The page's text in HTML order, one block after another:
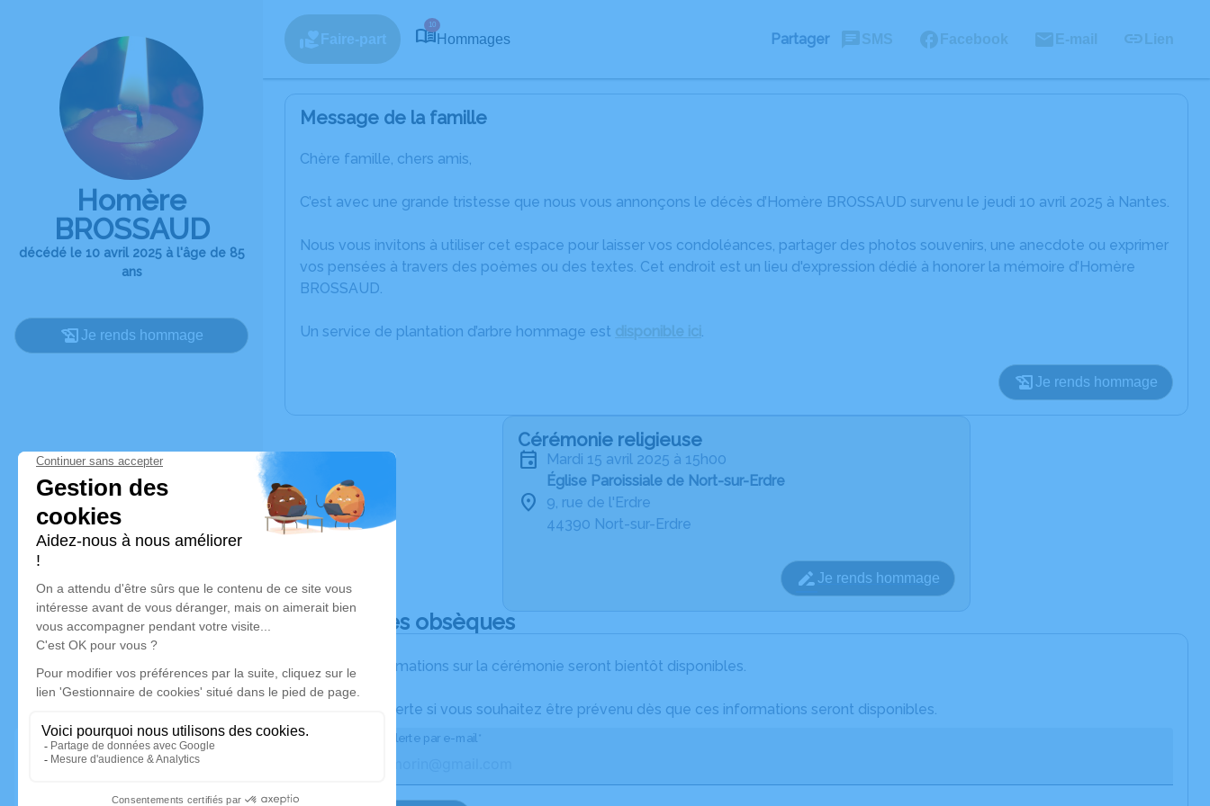
Homère
BROSSAUD
décédé le 10 avril 2025 à l'âge de 85
ans
Je rends hommage
Faire-part
10
Hommages Partager SMS Facebook E-mail Lien
Message de la famille
Chère famille, chers amis,
C’est avec une grande tristesse que nous vous annonçons le décès d’Homère BROSSAUD survenu le jeudi 10 avril 2025 à Nantes.
Nous vous invitons à utiliser cet espace pour laisser vos condoléances, partager des photos souvenirs, une anecdote ou exprimer
vos pensées à travers des poèmes ou des textes. Cet endroit est un lieu d'expression dédié à honorer la mémoire d’Homère
BROSSAUD.
Un service de plantation d’arbre hommage est disponible ici .
Je rends hommage
Cérémonie religieuse
mardi 15 avril 2025 à 15h00
Église Paroissiale de Nort-sur-Erdre
9, rue de l'Erdre
44390 Nort-sur-Erdre
Je rends hommage
Déroulé des obsèques
Les informations sur la cérémonie seront bientôt disponibles.
Activez une alerte si vous souhaitez être prévenu dès que ces informations seront disponibles.
Recevoir une alerte par e-mail*